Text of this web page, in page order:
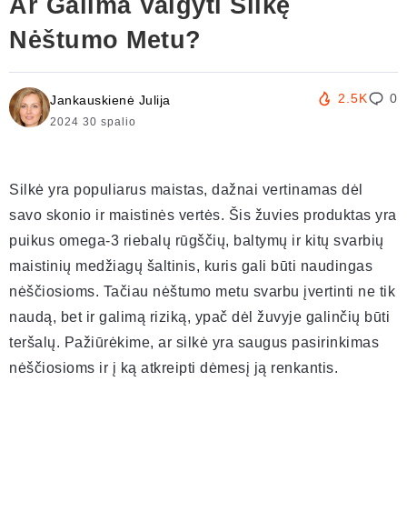
Nėštumo Metu?
Jankauskienė Julija
2024 30 spalio
2.5K 0
Silkė yra populiarus maistas, dažnai vertinamas dėl
savo skonio ir maistinės vertės. Šis žuvies produktas yra
puikus omega-3 riebalų rūgščių, baltymų ir kitų svarbių
maistinių medžiagų šaltinis, kuris gali būti naudingas
nėščiosioms. Tačiau nėštumo metu svarbu įvertinti ne tik
naudą, bet ir galimą riziką, ypač dėl žuvyje galinčių būti
teršalų. Pažiūrėkime, ar silkė yra saugus pasirinkimas
nėščiosioms ir į ką atkreipti dėmesį ją renkantis.